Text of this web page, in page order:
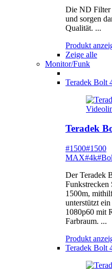
Die ND Filter
und sorgen
Qualität. ...
Produkt
Zeige alle
Monitor/Funk
Teradek Bolt
Teradek
#1500#1500
MAX#4k
Der Teradek
Funkstrecken
1500m,
unterstützt
1080p60 mit
Farbraum. ...
Produkt
Teradek Bolt